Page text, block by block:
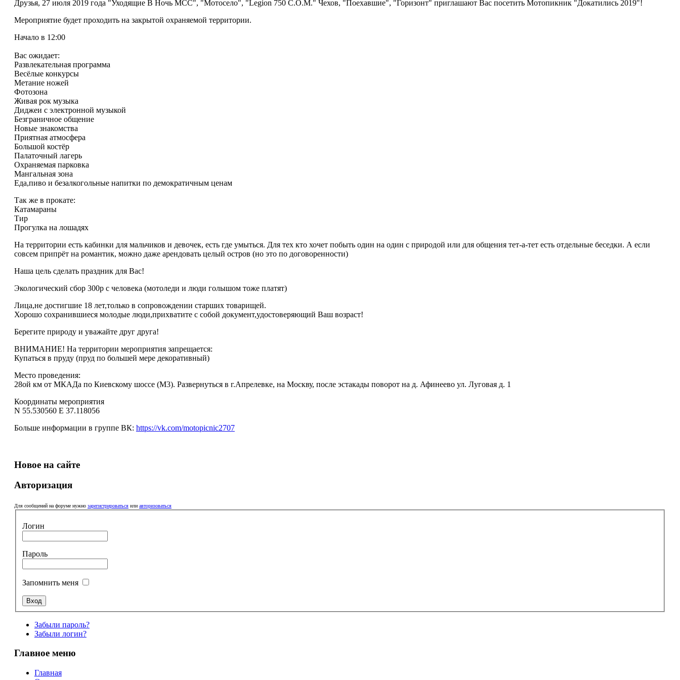
Друзья, 27 июля 2019 года "Уходящие В Ночь МСС", "Мотосело", "Legion 750 C.O.M." Чехов, "Поехавшие", "Горизонт" приглашают Вас посетить Мотопикник "Докатились 2019"!
Мероприятие будет проходить на закрытой охраняемой территории.
Начало в 12:00
Вас ожидает:
Развлекательная программа
Весёлые конкурсы
Метание ножей
Фотозона
Живая рок музыка
Диджеи с электронной музыкой
Безграничное общение
Новые знакомства
Приятная атмосфера
Большой костёр
Палаточный лагерь
Охраняемая парковка
Мангальная зона
Еда,пиво и безалкогольные напитки по демократичным ценам
Так же в прокате:
Катамараны
Тир
Прогулка на лошадях
На территории есть кабинки для мальчиков и девочек, есть где умыться. Для тех кто хочет побыть один на один с природой или для общения тет-а-тет есть отдельные беседки. А если
совсем припрёт на романтик, можно даже арендовать целый остров (но это по договоренности)
Наша цель сделать праздник для Вас!
Экологический сбор 300р с человека (мотоледи и люди голышом тоже платят)
Лица,не достигшие 18 лет,только в сопровождении старших товарищей.
Хорошо сохранившиеся молодые люди,прихватите с собой документ,удостоверяющий Ваш возраст!
Берегите природу и уважайте друг друга!
ВНИМАНИЕ! На территории мероприятия запрещается:
Купаться в пруду (пруд по большей мере декоративный)
Место проведения:
28ой км от МКАДа по Киевскому шоссе (М3). Развернуться в г.Апрелевке, на Москву, после эстакады поворот на д. Афинеево ул. Луговая д. 1
Координаты мероприятия
N 55.530560 E 37.118056
Больше информации в группе ВК: https://vk.com/motopicnic2707
Новое на сайте
Авторизация
Для сообщений на форуме нужно зарегистрироватьсяили авторизоваться
Логин
Пароль
Запомнить меня
Забыли пароль?
Забыли логин?
Главное меню
Главная